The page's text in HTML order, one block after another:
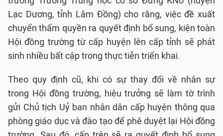
Lạc Dương, tỉnh Lâm Đồng) cho rằng, việc đề xuất
chuyển thẩm quyền ra quyết định bổ sung, kiện toàn
Hội đồng trường từ cấp huyện lên cấp tỉnh sẽ phát
sinh nhiều bất cập trong thực tiễn triển khai.
Theo quy định cũ, khi có sự thay đổi về nhân sự
trong Hội đồng trường, hiệu trưởng sẽ làm tờ trình
gửi Chủ tịch Uỷ ban nhân dân cấp huyện thông qua
phòng giáo dục và đào tạo để phê duyệt lại Hội đồng